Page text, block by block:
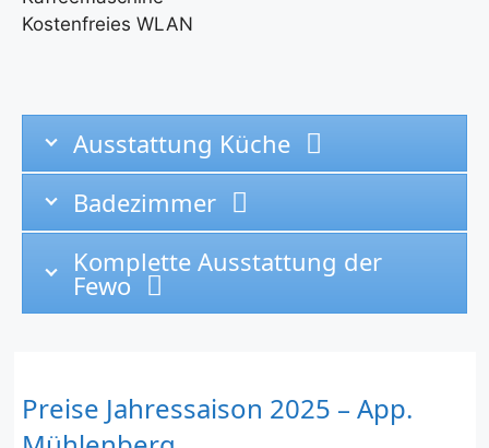
Kostenfreies WLAN
Ausstattung Küche
Badezimmer
Komplette Ausstattung der
Fewo
Preise Jahressaison 2025 – App.